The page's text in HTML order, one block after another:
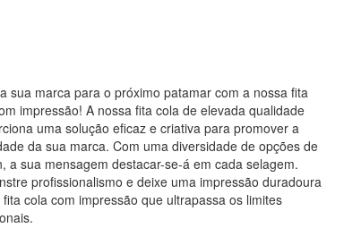
sua marca para o próximo patamar com a nossa fita
impressão! A nossa fita cola de elevada qualidade
uma solução eficaz e criativa para promover a
da sua marca. Com uma diversidade de opções de
a sua mensagem destacar-se-á em cada selagem.
profissionalismo e deixe uma impressão duradoura
cola com impressão que ultrapassa os limites